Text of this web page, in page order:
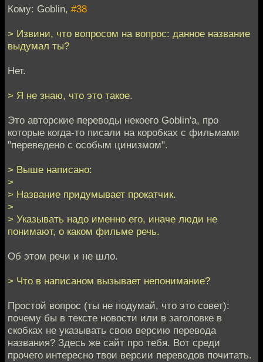
Кому: Goblin, #38
> Извини, что вопросом на вопрос: данное название
выдумал ты?
Нет.
> Я не знаю, что это такое.
Это авторские переводы некоего Goblin'а, про
которые когда-то писали на коробках с фильмами
"переведено с особым цинизмом".
> Выше написано:
>
> Название придумывает прокатчик.
>
> Указывать надо именно его, иначе люди не
понимают, о каком фильме речь.
Об этом речи и не шло.
> Что в написаном вызывает непонимание?
Простой вопрос (ты не подумай, что это совет):
почему бы в тексте новости или в заголовке в
скобках не указывать свою версию перевода
названия? Здесь же сайт про тебя. Вот среди
прочего интересно твои версии переводов почитать.